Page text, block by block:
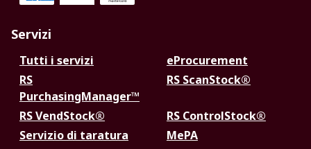
Servizi
Tutti i servizi
eProcurement
RS
PurchasingManager™
RS ScanStock®
RS VendStock®
RS ControlStock®
Servizio di taratura
MePA